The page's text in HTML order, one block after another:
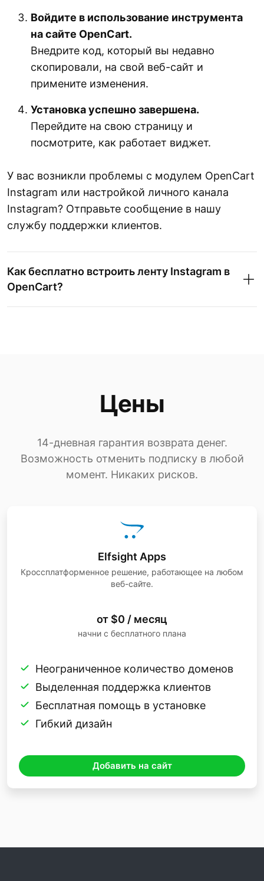
Войдите в использование инструмента
на сайте OpenCart.
Внедрите код, который вы недавно
скопировали, на свой веб-сайт и
примените изменения.
Установка успешно завершена.
Перейдите на свою страницу и
посмотрите, как работает виджет.
У вас возникли проблемы с модулем OpenCart
Instagram или настройкой личного канала
Instagram? Отправьте сообщение в нашу
службу поддержки клиентов.
Как бесплатно встроить ленту Instagram в
OpenCart?
перейдите на веб-сайт Elfsight и
Воспользуйтесь преимуществами
бесплатного виджета Instagram,
магазина OpenCart.
После бесплатной доработки ленты
Instagram скопируйте отдельный код
для внедрения и вставьте его в HTML-
хотите, чтобы лента отображалась.
Цены
14-дневная гарантия возврата денег.
Возможность отменить подписку в любой
момент. Никаких рисков.
Elfsight Apps
Кроссплатформенное решение, работающее на любом
веб-сайте.
от $0 / месяц
начни с бесплатного плана
Неограниченное количество доменов
Выделенная поддержка клиентов
Бесплатная помощь в установке
Гибкий дизайн
Добавить на сайт